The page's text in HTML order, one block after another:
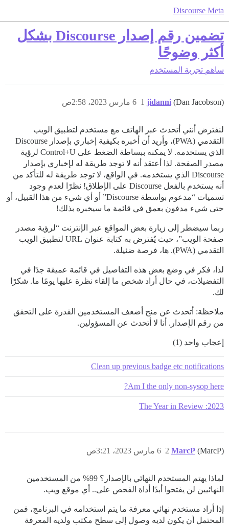
Discourse Meta
تضمين رقم إصدار Discourse بشكل
أكثر وضوحًا
ساهم تجربة المستخدم
jidanni (Dan Jacobson) 6 مارس 2023، 2:58ص 1
لنفترض أنني أتحدث عبر الهاتف مع مستخدم لتطبيق الويب
التقدمي (PWA)، وأريد أن أخبره بكيفية إخباري بإصدار Discourse
الذي يستخدمه. لا يمكنه ببساطة الضغط على Control+U لرؤية
مصدر الصفحة. لذا أعتقد أنه لا توجد طريقة له لإخباري بإصدار
Discourse الذي يستخدمه. في الواقع، لا توجد طريقة له للتأكد من
أنه يستخدم بالفعل Discourse على الإطلاق! نظرًا لعدم وجود
تسميات “مدعوم بواسطة Discourse” أو أي شيء من هذا القبيل، أو
حتى شيء مدفون بعمق في قائمة ما سيخبره بذلك!
ربما سيضطر إلى زيارة بعض المواقع عبر الإنترنت “لرؤية مصدر
صفحة الويب”، حيث يُفترض به كتابة عنوان URL لتطبيق الويب
التقدمي (PWA). ها، فرصة ضئيلة.
لذا، فكر في وضع بعض هذه التفاصيل في قائمة عميقة جدًا في
التفضيلات، في حال أراد شخص ما إلقاء نظرة عليها يومًا ما. شكرًا
لك.
ملاحظة: أتحدث عن منح أضعف المستخدمين القدرة على التحقق
من رقم الإصدار. أنا لا أتحدث عن المسؤولين.
إعجاب واحد (1)
Clean up previous badge etc notifications
Am I the only non-sysop here?
2023: The Year in Review
MarcP (MarcP) 6 مارس 2023، 3:21ص 2
لماذا يهتم المستخدم النهائي بالإصدار؟ 99% من المستخدمين
النهائيين لن يفتحوا أبدًا أداة الفحص على.. أي موقع ويب.
إذا أراد مستخدم نهائي معرفة ما يتم استخدامه في البرنامج، فمن
المحتمل أن يكون لديه وصول إلى سطح مكتب ولديه المعرفة